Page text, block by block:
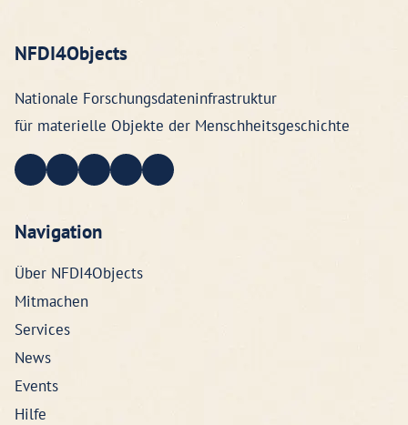
NFDI4Objects
Nationale Forschungsdateninfrastruktur
für materielle Objekte der Menschheitsgeschichte
Navigation
Über NFDI4Objects
Mitmachen
Services
News
Events
Hilfe